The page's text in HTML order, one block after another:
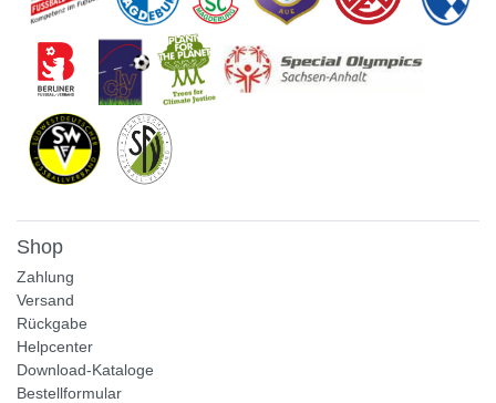
Shop
Zahlung
Versand
Rückgabe
Helpcenter
Download-Kataloge
Bestellformular